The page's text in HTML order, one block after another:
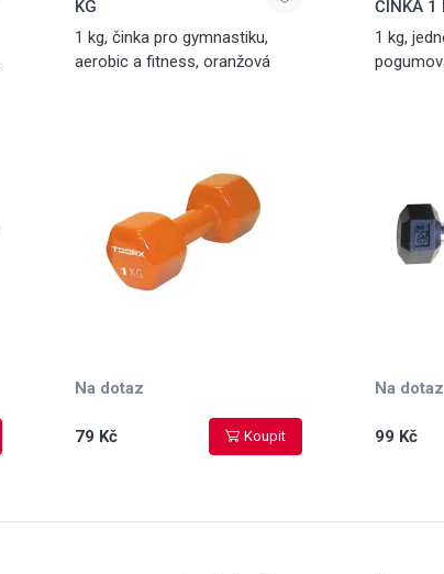
KG
1 kg, činka pro gymnastiku,
aerobic a fitness, oranžová
Na dotaz
79 Kč Koupit
ČINKA 1
1 kg,
Na dotaz
99 Kč